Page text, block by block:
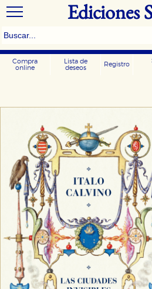
Ediciones
Compra
online
Lista de
deseos
Registro